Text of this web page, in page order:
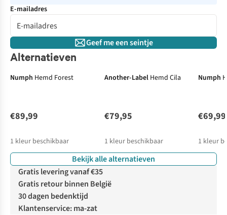
E-mailadres
Geef me een seintje
Alternatieven
Numph Hemd Forest
€89,99
1 kleur beschikbaar
Another-Label Hemd Cila
€79,95
1 kleur beschikbaar
Numph
€69,99
1 kleur
Bekijk alle alternatieven
Gratis levering vanaf €35
Gratis retour binnen België
30 dagen bedenktijd
Klantenservice: ma-zat